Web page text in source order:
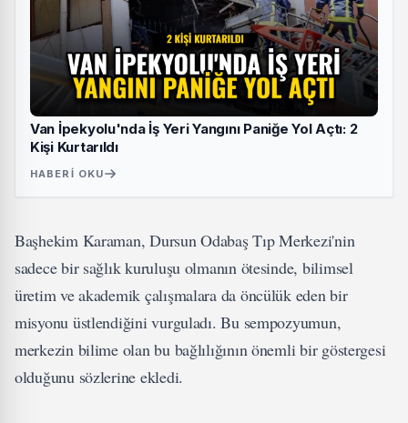
Van İpekyolu'nda İş Yeri Yangını Paniğe Yol Açtı: 2
Kişi Kurtarıldı
HABERI OKU
Başhekim Karaman, Dursun Odabaş Tıp Merkezi'nin
sadece bir sağlık kuruluşu olmanın ötesinde, bilimsel
üretim ve akademik çalışmalara da öncülük eden bir
misyonu üstlendiğini vurguladı. Bu sempozyumun,
merkezin bilime olan bu bağlılığının önemli bir göstergesi
olduğunu sözlerine ekledi.